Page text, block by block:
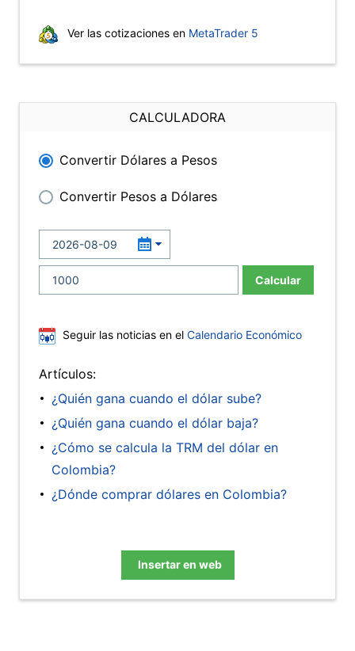
Ver las cotizaciones en MetaTrader 5
CALCULADORA
Convertir Dólares a Pesos
Convertir Pesos a Dólares
Calcular
Seguir las noticias en el Calendario Económico
Artículos:
¿Quién gana cuando el dólar sube?
¿Quién gana cuando el dólar baja?
¿Cómo se calcula la TRM del dólar en
Colombia?
¿Dónde comprar dólares en Colombia?
Insertar en web